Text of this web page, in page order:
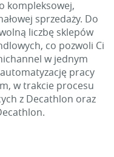
kompleksowej,
sprzedaży. Do
liczbę sklepów
co pozwoli Ci
w jednym
pracy
w trakcie procesu
z Decathlon oraz